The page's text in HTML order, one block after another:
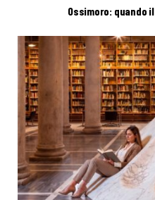
Ossimoro: quando